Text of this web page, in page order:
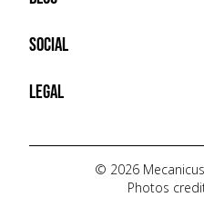
HOUSE MECANICUS
CONTACT
NEWS
VIDÉOS
Social
INSTAGRAM
TIKTOK
YOUTUBE
Legal
PRIVACY POLICY
© 2026
Photos